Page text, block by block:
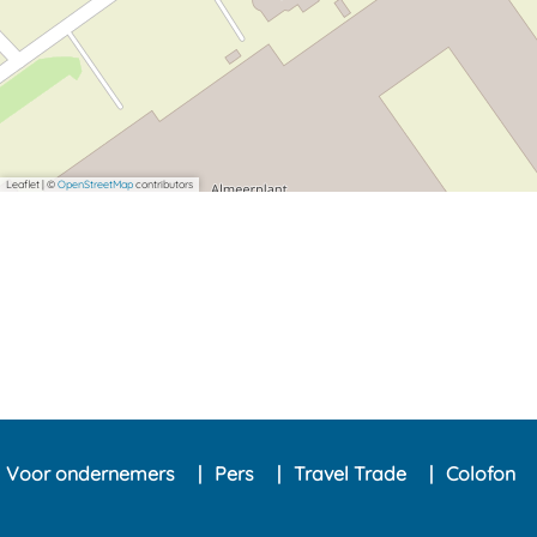
Leaflet|©OpenStreetMapcontributors
Voor ondernemers Pers Travel Trade Colofon